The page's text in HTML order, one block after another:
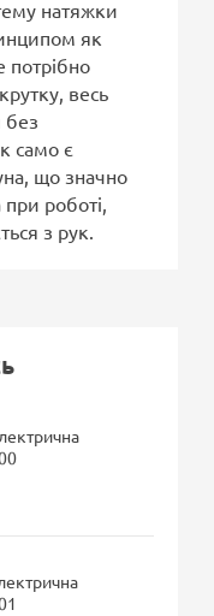
натяжки
як
весь
без
само є
що значно
роботі,
з рук.